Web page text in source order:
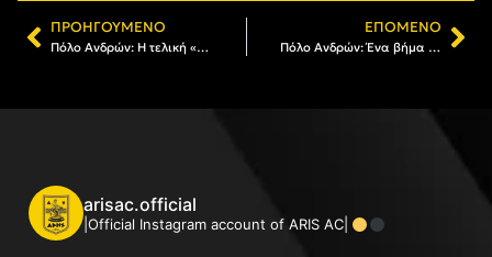
ΠΡΟΗΓΟΎΜΕΝΟ
Πόλο Ανδρών: Η τελική «μάχη» του ΑΡΗ για την άνοδο στην Α1
ΕΠΌΜΕΝΟ
Πόλο Ανδρών: Ένα βήμα πριν από την άνοδο στην Α1 ο ΑΡΗΣ
arisac.official
|Official Instagram account of ARIS AC|